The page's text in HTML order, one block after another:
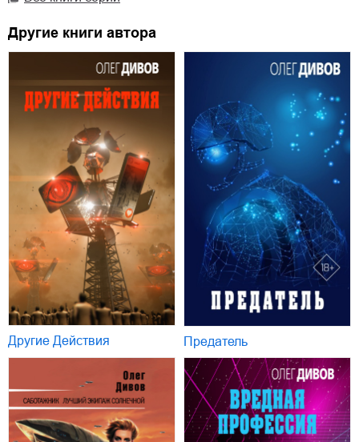
Другие книги автора
Другие Действия Предатель